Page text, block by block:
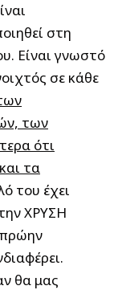
στη
Είναι γνωστό
σε κάθε
των
ότι
τα
του έχει
ΧΡΥΣΗ
θα μας